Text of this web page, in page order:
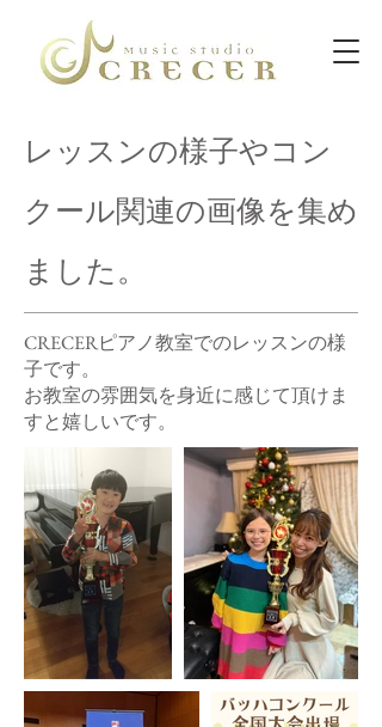
​レッスンの様子やコン
クール関連の画像を集め
ました。
CRECERピアノ教室でのレッスンの様
子です。
​お教室の雰囲気を身近に感じて頂けま
すと嬉しいです。